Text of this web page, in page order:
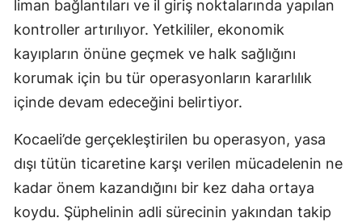
liman bağlantıları ve il giriş noktalarında yapılan
kontroller artırılıyor. Yetkililer, ekonomik
kayıpların önüne geçmek ve halk sağlığını
korumak için bu tür operasyonların kararlılık
içinde devam edeceğini belirtiyor.
Kocaeli’de gerçekleştirilen bu operasyon, yasa
dışı tütün ticaretine karşı verilen mücadelenin ne
kadar önem kazandığını bir kez daha ortaya
koydu. Şüphelinin adli sürecinin yakından takip